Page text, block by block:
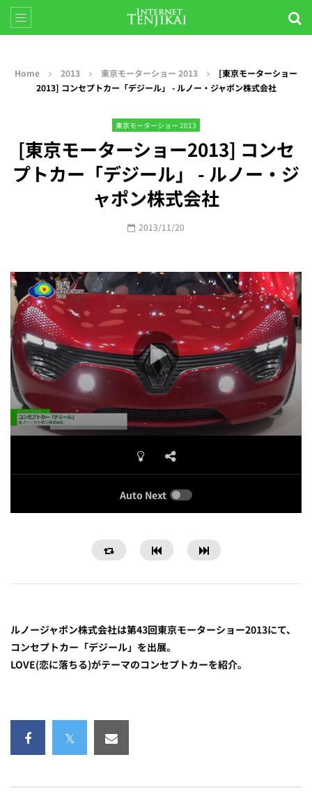
Home 2013 東京モーターショー 2013
[東京モーターショー
2013] コンセプトカー「デジール」 - ルノー・ジャポン株式会社
東京モーターショー 2013
[東京モーターショー2013] コンセ
プトカー「デジール」 - ルノー・ジ
ャポン株式会社
2013/11/20
Auto Next
ルノージャポン株式会社は第43回東京モーターショー2013にて、
コンセプトカー「デジール」を出展。
LOVE(恋に落ちる)がテーマのコンセプトカーを紹介。